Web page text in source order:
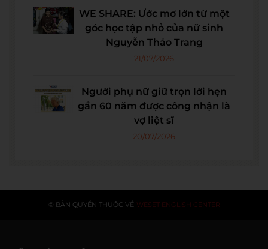
WE SHARE: Ước mơ lớn từ một
góc học tập nhỏ của nữ sinh
Nguyễn Thảo Trang
21/07/2026
Người phụ nữ giữ trọn lời hẹn
gần 60 năm được công nhận là
vợ liệt sĩ
20/07/2026
© BẢN QUYỀN THUỘC VỀ WESET ENGLISH CENTER